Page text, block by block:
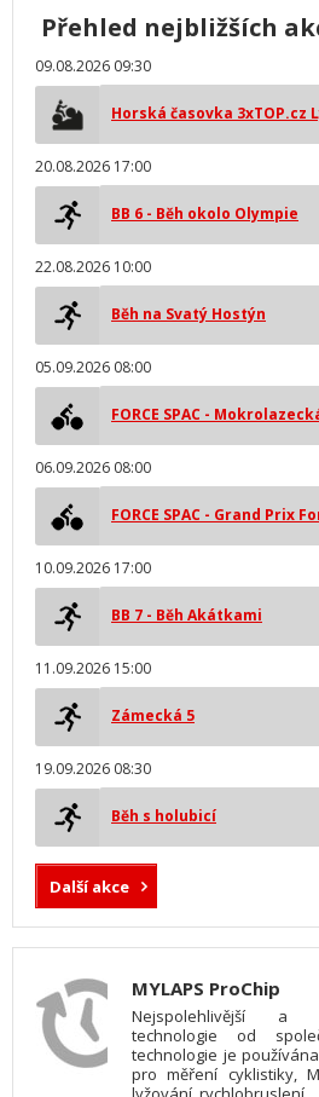
Přehled nejbližších
09.08.2026 09:30
Horská časovka 3xTOP.cz
20.08.2026 17:00
BB 6 - Běh okolo Olympie
22.08.2026 10:00
Běh na Svatý Hostýn
05.09.2026 08:00
FORCE SPAC -
06.09.2026 08:00
FORCE SPAC - Grand Prix
10.09.2026 17:00
BB 7 - Běh Akátkami
11.09.2026 15:00
Zámecká 5
19.09.2026 08:30
Běh s holubicí
Další akce
MYLAPS ProChip
Nejspolehlivější a
technologie od
technologie je
pro měření cyklistiky,